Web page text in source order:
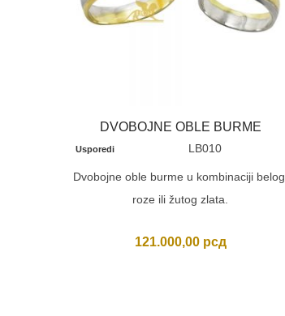
DVOBOJNE OBLE BURME
Usporedi LB010
Dvobojne oble burme u kombinaciji belog,
roze ili žutog zlata.
121.000,00 рсд